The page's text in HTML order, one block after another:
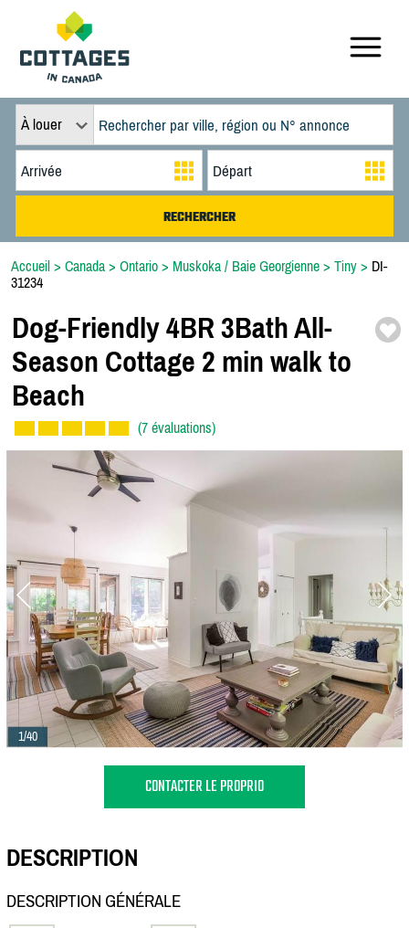
À louer
Accueil > Canada > Ontario > Muskoka / Baie Georgienne > Tiny > DI-
31234
Dog-Friendly 4BR 3Bath All-
Season Cottage 2 min walk to
Beach
(7 évaluations)
1/40
CONTACTER LE PROPRIO
DESCRIPTION
DESCRIPTION GÉNÉRALE